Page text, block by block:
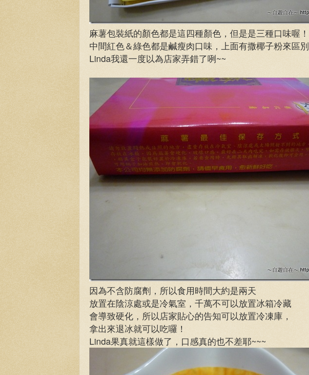
麻薯包裝紙的顏色都是這四種顏色，但是是三種口味喔！
中間紅色＆綠色都是鹹瘦肉口味，上面有撒椰子粉來區別
Linda我還一度以為店家弄錯了咧~~
因為不含防腐劑，所以食用時間大約是兩天
放置在陰涼處或是冷氣室，千萬不可以放置冰箱冷藏
會導致硬化，所以店家貼心的告知可以放置冷凍庫，
拿出來退冰就可以吃囉！
Linda果真就這樣做了，口感真的也不差耶~~~